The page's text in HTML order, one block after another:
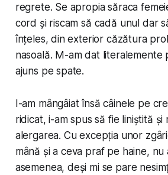
regrete. Se apropia săraca
cord și riscam să cadă unul dar
înțeles, din exterior căzătura
nasoală. M-am dat literalemente
ajuns pe spate.
I-am mângâiat însă câinele pe
ridicat, i-am spus să fie liniștită și
alergarea. Cu excepția unor
mână și a ceva praf pe haine, nu
asemenea, deși mi se pare